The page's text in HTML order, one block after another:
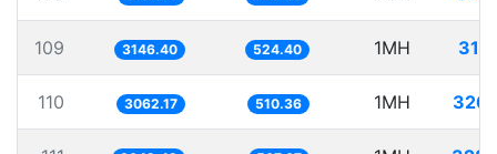
109 3146.40 524.40 1MH
110 3062.17 510.36 1MH